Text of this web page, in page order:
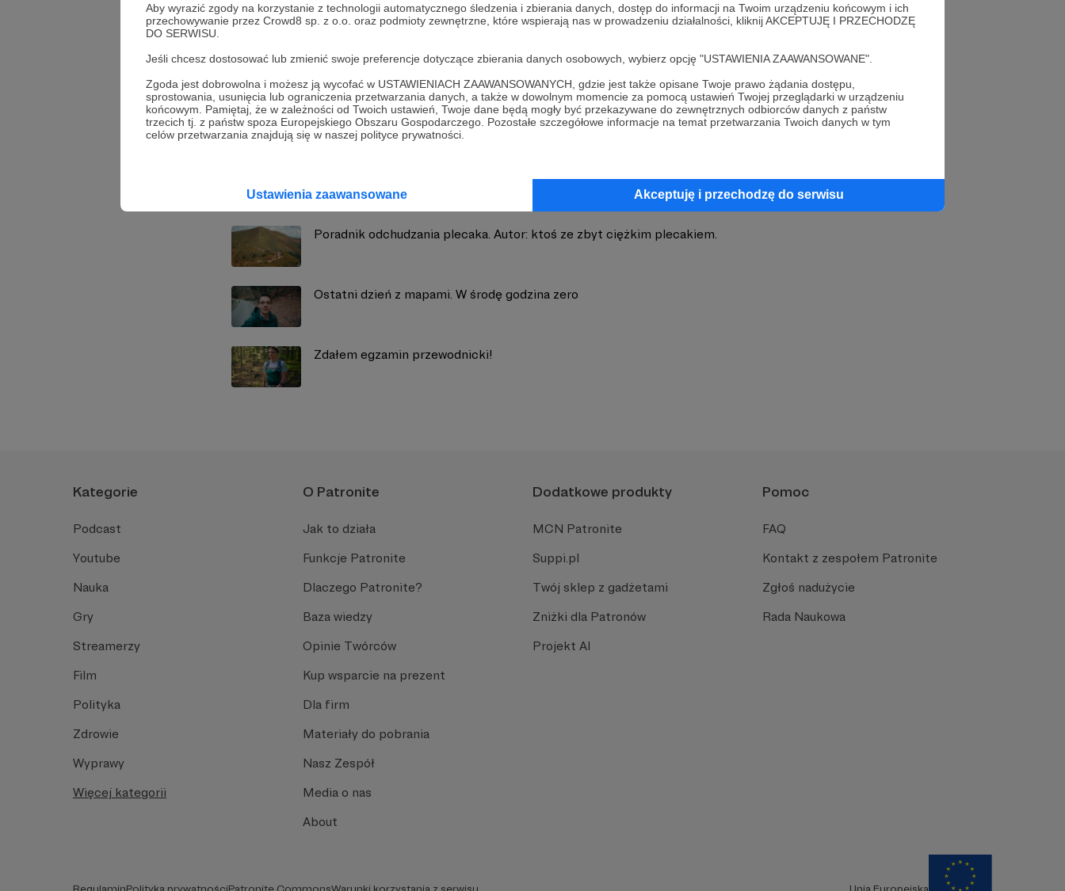
Aby wyrazić zgody na korzystanie z technologii automatycznego śledzenia i zbierania danych, dostęp do informacji na Twoim urządzeniu końcowym i ich
przechowywanie przez Crowd8 sp. z o.o. oraz podmioty zewnętrzne, które wspierają nas w prowadzeniu działalności, kliknij AKCEPTUJĘ I PRZECHODZĘ
DO SERWISU.
Jeśli chcesz dostosować lub zmienić swoje preferencje dotyczące zbierania danych osobowych, wybierz opcję "USTAWIENIA ZAAWANSOWANE".
Zgoda jest dobrowolna i możesz ją wycofać w USTAWIENIACH ZAAWANSOWANYCH, gdzie jest także opisane Twoje prawo żądania dostępu,
sprostowania, usunięcia lub ograniczenia przetwarzania danych, a także w dowolnym momencie za pomocą ustawień Twojej przeglądarki w urządzeniu
końcowym. Pamiętaj, że w zależności od Twoich ustawień, Twoje dane będą mogły być przekazywane do zewnętrznych odbiorców danych z państw
trzecich tj. z państw spoza Europejskiego Obszaru Gospodarczego. Pozostałe szczegółowe informacje na temat przetwarzania Twoich danych w tym
celów przetwarzania znajdują się w naszej polityce prywatności.
Ustawienia zaawansowane Akceptuję i przechodzę do serwisu
Mateusz Stawarz - Zieloni w podróży Zobacz profil autora
Zobacz również
Poradnik odchudzania plecaka. Autor: ktoś ze zbyt ciężkim plecakiem.
Ostatni dzień z mapami. W środę godzina zero
Zdałem egzamin przewodnicki!
Kategorie
Podcast
Youtube
Nauka
Gry
Streamerzy
Film
Polityka
Zdrowie
Wyprawy
Więcej kategorii
O Patronite
Jak to działa
Funkcje Patronite
Dlaczego Patronite?
Baza wiedzy
Opinie Twórców
Kup wsparcie na prezent
Dla firm
Materiały do pobrania
Nasz Zespół
Media o nas
About
Dodatkowe produkty
MCN Patronite
Suppi.pl
Twój sklep z gadżetami
Zniżki dla Patronów
Projekt AI
Pomoc
FAQ
Kontakt z zespołem Patronite
Zgłoś nadużycie
Rada Naukowa
RegulaminPolityka prywatnościPatronite CommonsWarunki korzystania z serwisu Unia Europejska